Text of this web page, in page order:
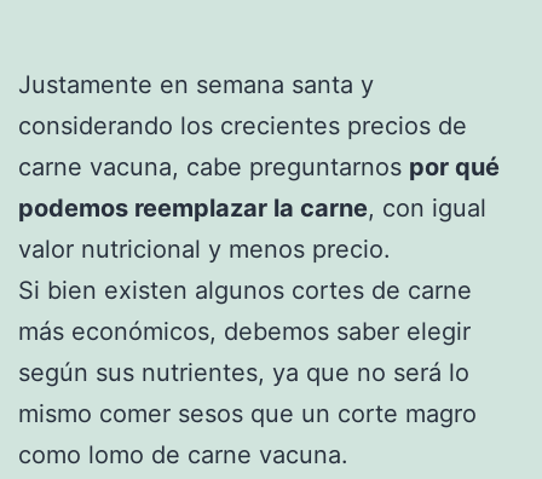
Justamente en semana santa y
considerando los crecientes precios de
carne vacuna, cabe preguntarnos por qué
podemos reemplazar la carne, con igual
valor nutricional y menos precio.
Si bien existen algunos cortes de carne
más económicos, debemos saber elegir
según sus nutrientes, ya que no será lo
mismo comer sesos que un corte magro
como lomo de carne vacuna.